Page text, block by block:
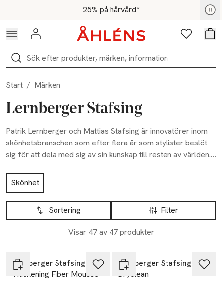
Hoppa till navigationsmenyn25% på hårvård*
För medlemmar - Shoppa nu
Logga in Favoriter
Sök
Start / Märken
Lernberger Stafsing
Patrik Lernberger och Mattias Stafsing är innovatörer inom
skönhetsbranschen som efter flera år som stylister beslöt
sig för att dela med sig av sin kunskap till resten av världen.
med att skapa multifunktionella produkter som fungerar
både för hud och hår, formulerade med botaniska extrakt
och ekologiska oljor. Alla produkter tillverkas i Sverige och är
sulfatfria, parabenfria samt cruelty free.
Hoppa till produktsidan
Skönhet
Hoppa till produktsidan
Filter
Sortering
Visar 47 av 47 produkter
Lista över produkter
Lernberger Stafsing
Thickening Fiber Mousse
Lernberger Stafsing
Dryclean